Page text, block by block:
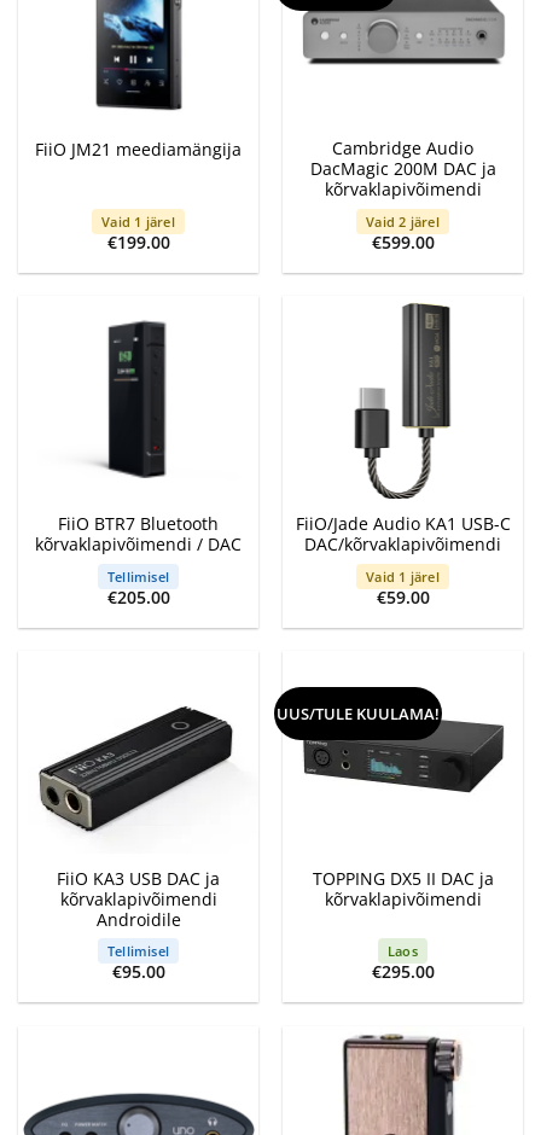
FiiO JM21 meediamängija
Vaid 1 järel
€199.00
Cambridge Audio
DacMagic 200M DAC ja
kõrvaklapivõimendi
Vaid 2 järel
€599.00
FiiO BTR7 Bluetooth
kõrvaklapivõimendi / DAC
Tellimisel
€205.00
FiiO/Jade Audio KA1 USB-C
DAC/kõrvaklapivõimendi
Vaid 1 järel
€59.00
FiiO KA3 USB DAC ja
kõrvaklapivõimendi
Androidile
Tellimisel
€95.00
UUS/TULE KUULAMA!
TOPPING DX5 II DAC ja
kõrvaklapivõimendi
Laos
€295.00